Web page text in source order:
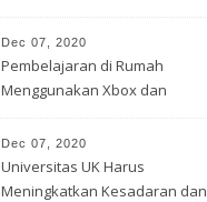
Dec 07, 2020
Pembelajaran di Rumah
Menggunakan Xbox dan
Dec 07, 2020
Universitas UK Harus
Meningkatkan Kesadaran dan